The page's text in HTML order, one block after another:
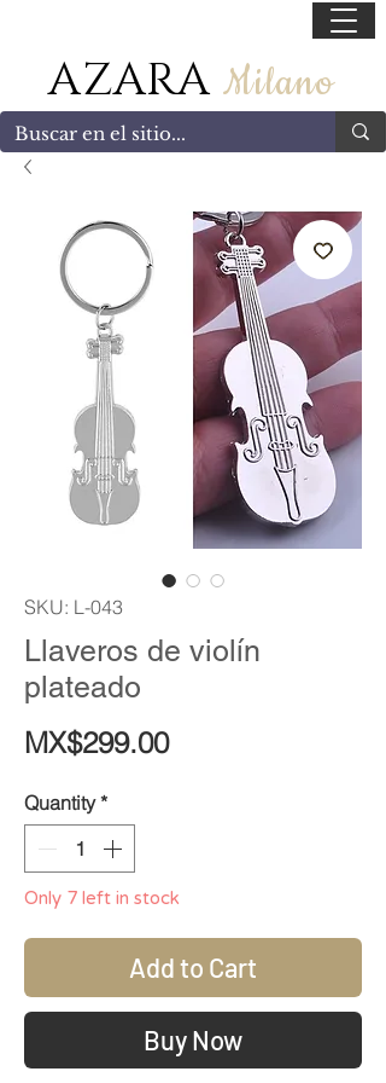
AZARA Milano
SKU: L-043
Llaveros de violín
plateado
MX$299.00Price
Quantity *
Only 7 left in stock
Add to Cart
Buy Now